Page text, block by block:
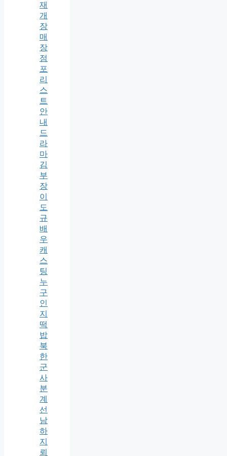
재
개
장
매
장
점
포
리
스
트
안
내
드
라
마
김
부
장
이
도
규
배
우
캐
스
팅
누
구
인
지
떡
밥
북
한
군
사
분
계
선
남
하
지
뢰